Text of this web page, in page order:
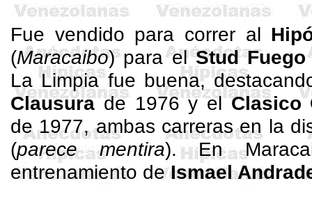
Fue vendido para correr al
(Maracaibo) para elStud
La Limpia fue buena,
Clausurade 1976 y elClasico
de 1977, ambas carreras en la
(parece mentira). En
entrenamiento deIsmael